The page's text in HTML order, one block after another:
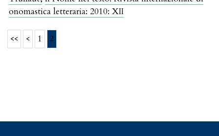
onomastica letteraria: 2010: XII
<< < 1 2